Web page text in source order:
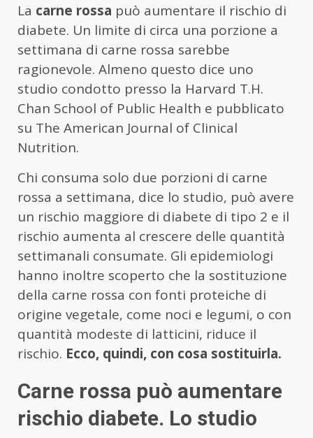
La carne rossa può aumentare il rischio di
diabete. Un limite di circa una porzione a
settimana di carne rossa sarebbe
ragionevole. Almeno questo dice uno
studio condotto presso la Harvard T.H.
Chan School of Public Health e pubblicato
su The American Journal of Clinical
Nutrition.
Chi consuma solo due porzioni di carne
rossa a settimana, dice lo studio, può avere
un rischio maggiore di diabete di tipo 2 e il
rischio aumenta al crescere delle quantità
settimanali consumate. Gli epidemiologi
hanno inoltre scoperto che la sostituzione
della carne rossa con fonti proteiche di
origine vegetale, come noci e legumi, o con
quantità modeste di latticini, riduce il
rischio. Ecco, quindi, con cosa sostituirla.
Carne rossa può aumentare
rischio diabete. Lo studio